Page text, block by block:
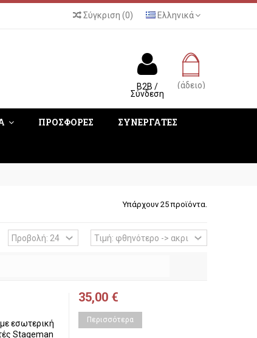
Ελληνικά
Σύγκριση (0)
(άδειο)
B2B /
Σύνδεση
ΠΡΟΣΦΟΡΕΣ ΣΥΝΕΡΓΑΤΕΣ
Υπάρχουν 25 προϊόντα.
εσωτερική
Stageman
35,00 €
Περισσότερα